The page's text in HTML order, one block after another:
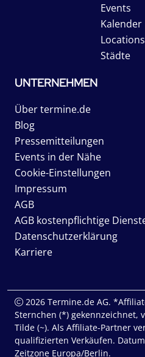
Events
Kalender
Locations
Städte
UNTERNEHMEN
Über termine.de
Blog
Pressemitteilungen
Events in der Nähe
Cookie-Einstellungen
Impressum
AGB
AGB kostenpflichtige
Datenschutzerklärung
Karriere
2026 Termine.de AG.
Sternchen (*) gekennzeichnet,
Tilde (~). Als Affiliate-Partner
qualifizierten Verkäufen.
Zeitzone Europa/Berlin.